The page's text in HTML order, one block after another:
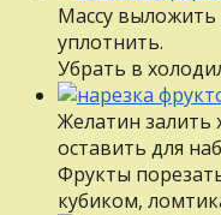
Массу
уплотнить.
Убрать в
Желатин
оставить для
Фрукты
кубиком,